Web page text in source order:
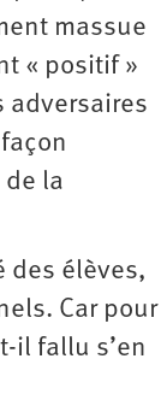
massue
« positif »
adversaires
la
des élèves,
Car pour
il fallu s’en